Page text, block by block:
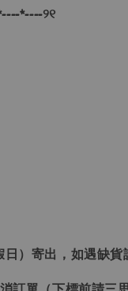
*----୨୧
）寄出，如遇缺貨